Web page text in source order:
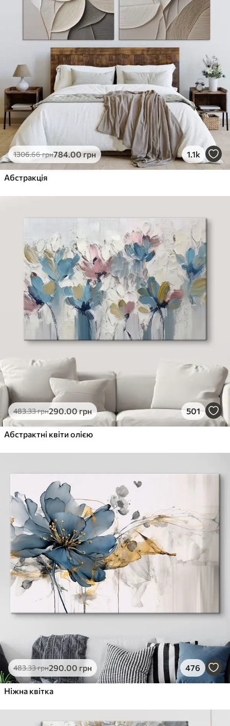
1306.66грн784.00грн 1.1k
Абстракція
483.33грн290.00грн 501
Абстрактні квіти олією
483.33грн290.00 грн 476
Ніжна квітка